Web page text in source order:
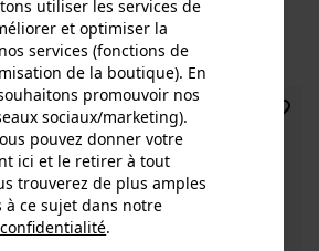
CHF 99.90 CHF 39.95 *
NOUVEAU
utiliser les services de
et optimiser la
services (fonctions de
de la boutique). En
promouvoir nos
sociaux/marketing).
pouvez donner votre
ici et le retirer à tout
trouverez de plus amples
ce sujet dans notre
.